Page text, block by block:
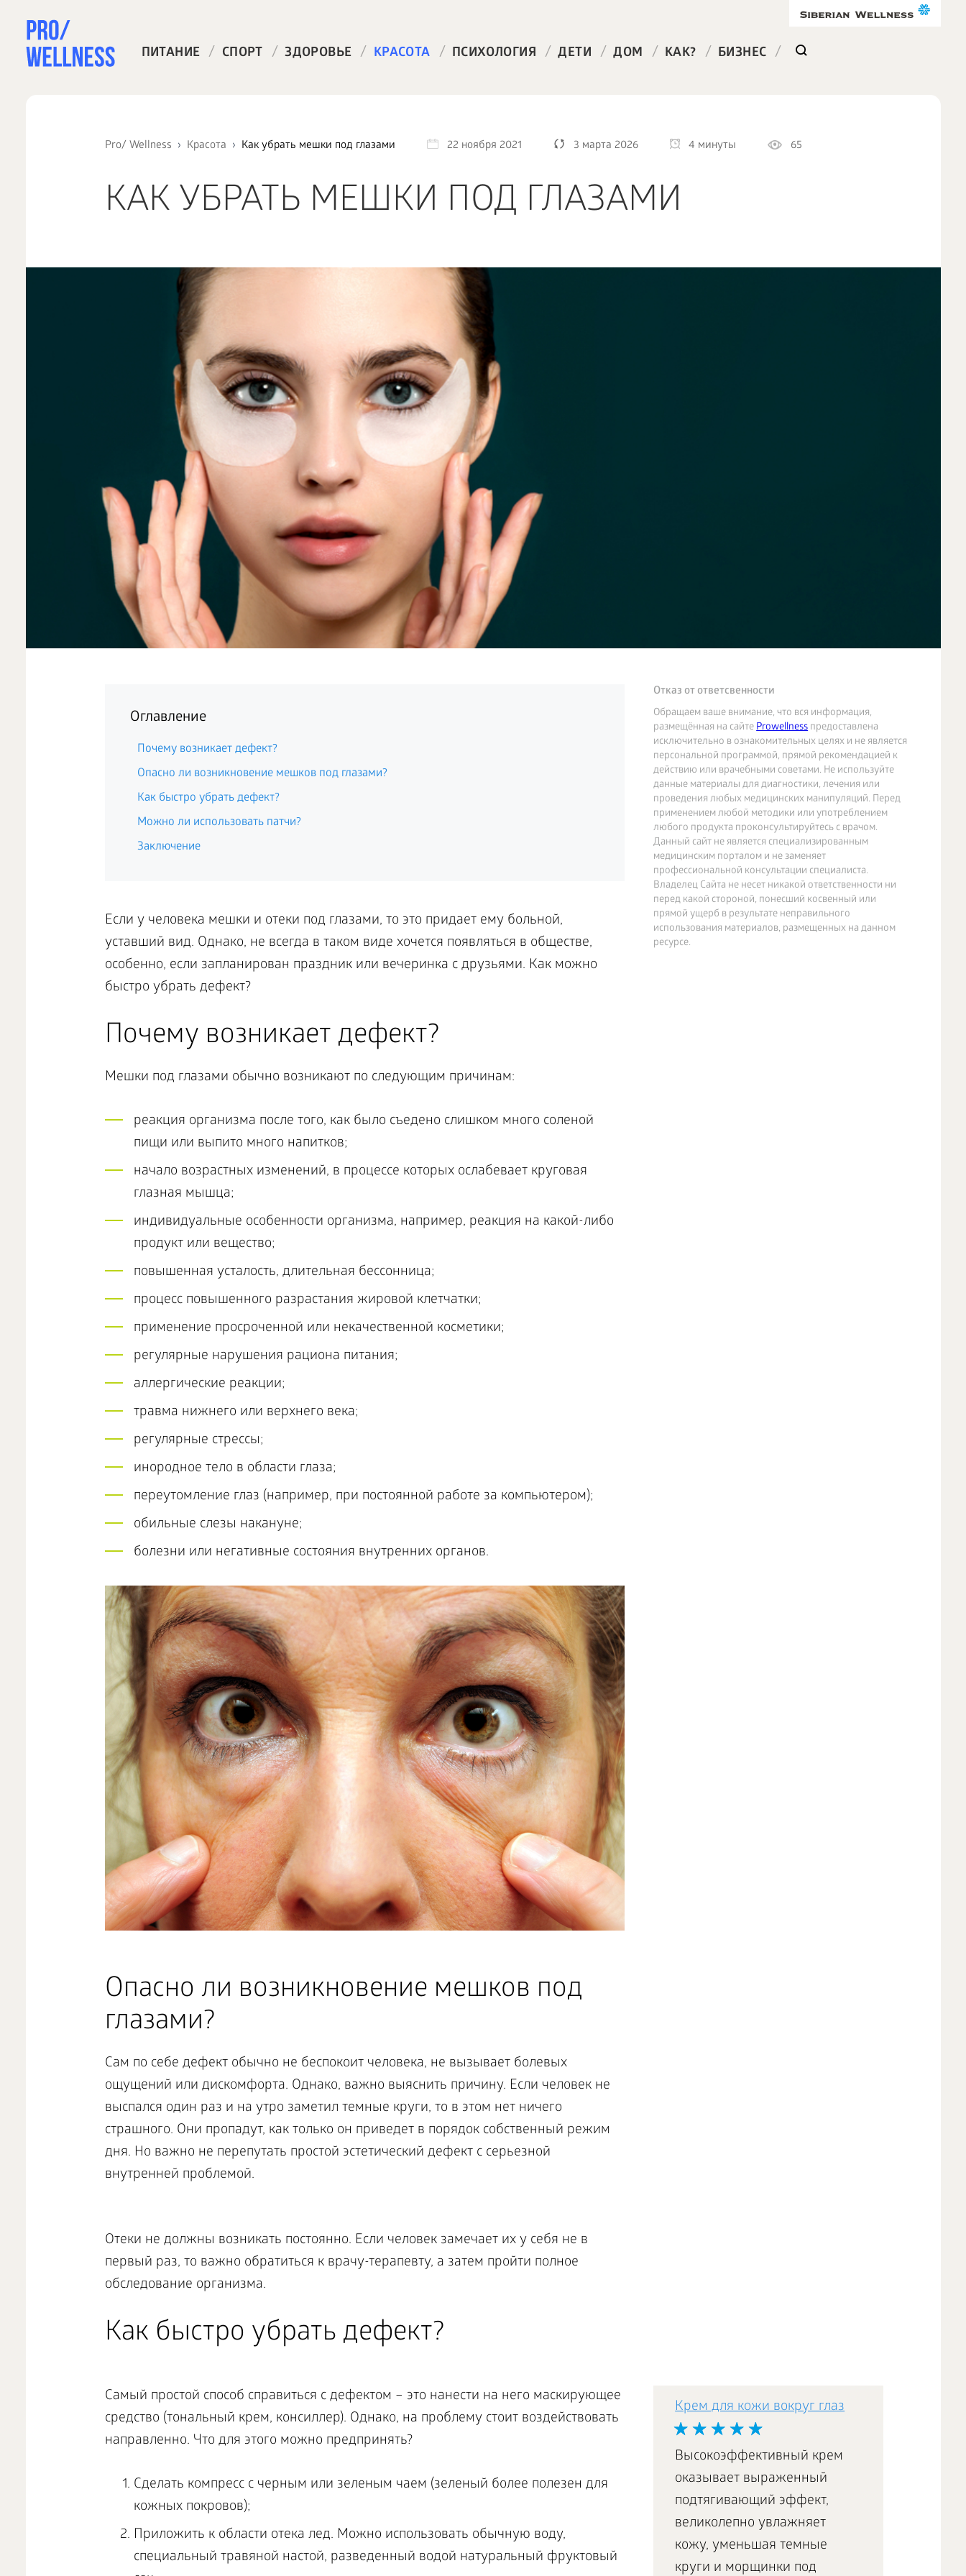
ПИТАНИЕ / СПОРТ / ЗДОРОВЬЕ / КРАСОТА / ПСИХОЛОГИЯ / ДЕТИ / ДОМ / КАК? / БИЗНЕС /
Pro/ Wellness Красота Как убрать мешки под глазами 22 ноября 2021 3 марта 2026 4 минуты 65
КАК УБРАТЬ МЕШКИ ПОД ГЛАЗАМИ
Отказ от ответсвенности
Обращаем ваше внимание, что вся информация,
размещённая на сайтеProwellnessпредоставлена
исключительно в ознакомительных целях и не является
персональной программой, прямой рекомендацией к
действию или врачебными советами. Не используйте
данные материалы для диагностики, лечения или
проведения любых медицинских манипуляций. Перед
применением любой методики или употреблением
любого продукта проконсультируйтесь с врачом.
Данный сайт не является специализированным
медицинским порталом и не заменяет
профессиональной консультации специалиста.
Владелец Сайта не несет никакой ответственности ни
перед какой стороной, понесший косвенный или
прямой ущерб в результате неправильного
использования материалов, размещенных на данном
ресурсе.
Оглавление
Почему возникает дефект?
Опасно ли возникновение мешков под глазами?
Как быстро убрать дефект?
Можно ли использовать патчи?
Заключение
Если у человека мешки и отеки под глазами, то это придает ему больной,
уставший вид. Однако, не всегда в таком виде хочется появляться в обществе,
особенно, если запланирован праздник или вечеринка с друзьями. Как можно
быстро убрать дефект?
Почему возникает дефект?
Мешки под глазами обычно возникают по следующим причинам:
реакция организма после того, как было съедено слишком много соленой
пищи или выпито много напитков;
начало возрастных изменений, в процессе которых ослабевает круговая
глазная мышца;
индивидуальные особенности организма, например, реакция на какой-либо
продукт или вещество;
повышенная усталость, длительная бессонница;
процесс повышенного разрастания жировой клетчатки;
применение просроченной или некачественной косметики;
регулярные нарушения рациона питания;
аллергические реакции;
травма нижнего или верхнего века;
регулярные стрессы;
инородное тело в области глаза;
переутомление глаз (например, при постоянной работе за компьютером);
обильные слезы накануне;
болезни или негативные состояния внутренних органов.
Опасно ли возникновение мешков под
глазами?
Сам по себе дефект обычно не беспокоит человека, не вызывает болевых
ощущений или дискомфорта. Однако, важно выяснить причину. Если человек не
выспался один раз и на утро заметил темные круги, то в этом нет ничего
страшного. Они пропадут, как только он приведет в порядок собственный режим
дня. Но важно не перепутать простой эстетический дефект с серьезной
внутренней проблемой.
Отеки не должны возникать постоянно. Если человек замечает их у себя не в
первый раз, то важно обратиться к врачу-терапевту, а затем пройти полное
обследование организма.
Как быстро убрать дефект?
Experalta Platinum
Мицеллярная вода
для снятия макияжа
Experalta Platinum
Крем для кожи вокруг глаз
Высокоэффективный крем
оказывает выраженный
подтягивающий эффект,
великолепно увлажняет
кожу, уменьшая темные
круги и морщинки под
Самый простой способ справиться с дефектом – это нанести на него маскирующее
средство (тональный крем, консиллер). Однако, на проблему стоит воздействовать
направленно. Что для этого можно предпринять?
Сделать компресс с черным или зеленым чаем (зеленый более полезен для
кожных покровов);
Приложить к области отека лед. Можно использовать обычную воду,
специальный травяной настой, разведенный водой натуральный фруктовый